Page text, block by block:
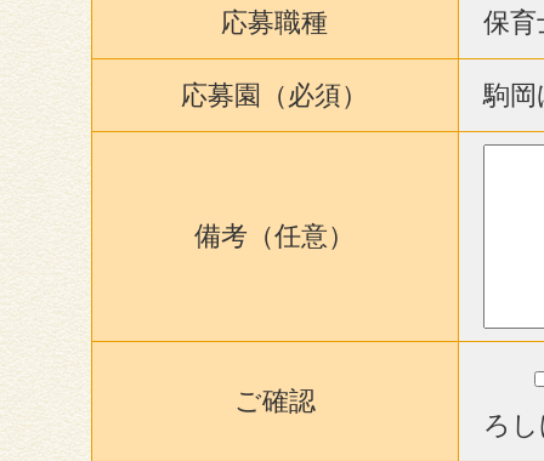
応募職種 保育
応募園（必須） 駒
備考（任意）
ご確認
ろ